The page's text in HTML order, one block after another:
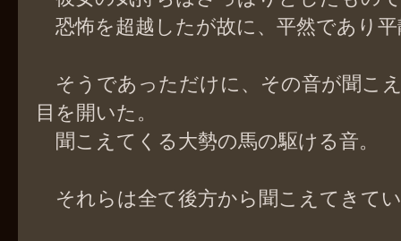
恐怖を超越したが故に、平然であり
そうであっただけに、その音が聞こ
目を開いた。
聞こえてくる大勢の馬の駆ける音。
それらは全て後方から聞こえてきて